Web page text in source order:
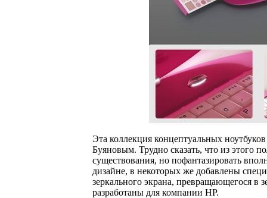
Эта коллекция концептуальных
Буяновым. Трудно сказать, что из этого
существования, но пофантазировать
дизайне, в некоторых же добавлены
зеркального экрана, превращающегося в
разработаны для компании HP.